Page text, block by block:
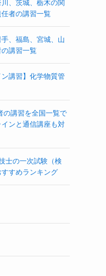
川、茨城、栃木の関
者の講習一覧
手、福島、宮城、山
講習一覧
ン講習】化学物質管
の講習を全国一覧で
ンと通信講座も対
士の一次試験（検
すめランキング